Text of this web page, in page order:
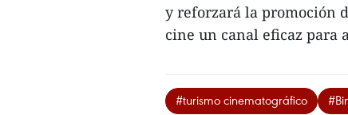
y reforzará la promoción
cine un canal eficaz para
#turismo cinematográfico